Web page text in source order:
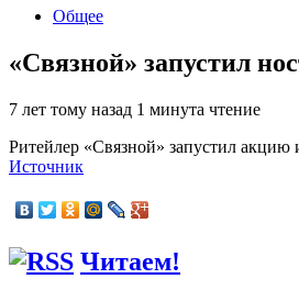
Общее
«Связной» запустил
7 лет тому назад 1 минута чтение
Ритейлер «Связной» запустил
Источник
Читаем!